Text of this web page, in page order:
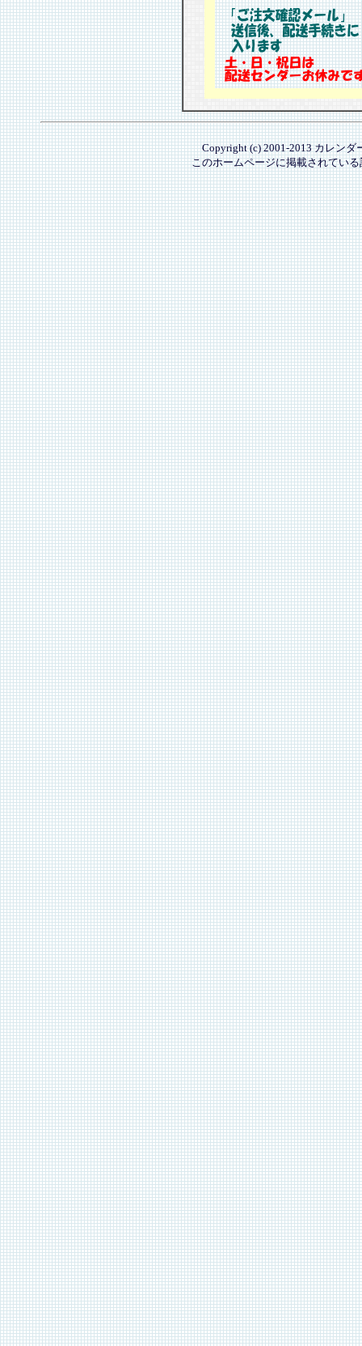
Copyright (c) 2001-2013 カレンダ
このホームページに掲載されてい